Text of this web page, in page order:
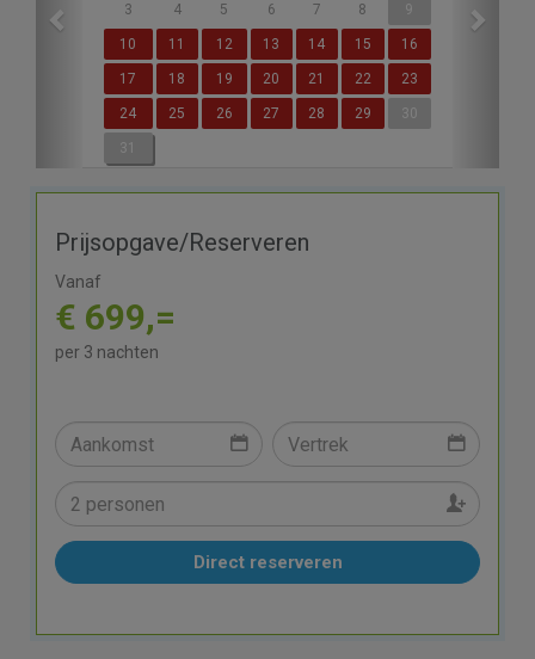
3 4 5 6 7 8 9
10 11 12 13 14 15 16
17 18 19 20 21 22 23
24 25 26 27 28 29 30
31
Prijsopgave/Reserveren
Vanaf
€ 699,=
per 3 nachten
Direct reserveren